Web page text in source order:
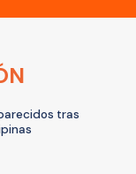
tras